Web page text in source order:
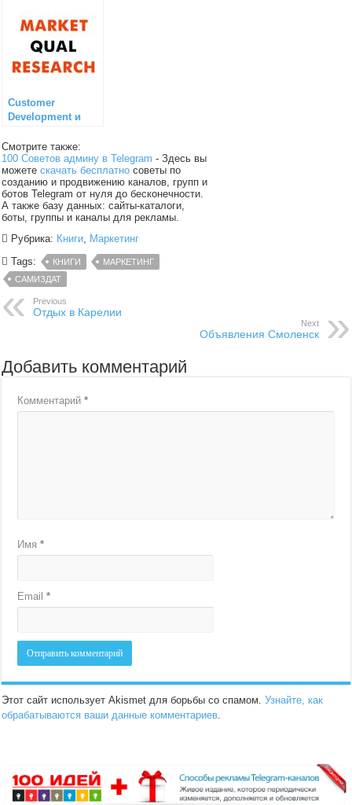
Customer
Development и
исследования
Смотрите также:
100 Советов админу в Telegram - Здесь вы
можетескачать бесплатно советы по
созданию и продвижению каналов, групп и
ботов Telegram от нуля до бесконечности.
А также базу данных: сайты-каталоги,
боты, группы и каналы для рекламы.
Рубрика: Книги, Маркетинг
Tags:
КНИГИ
МАРКЕТИНГ
САМИЗДАТ
Previous
Отдых в Карелии
Next
Объявления Смоленск
Добавить комментарий
Комментарий*
Имя*
Email*
Этот сайт использует Akismet для борьбы со спамом.Узнайте, как
обрабатываются ваши данные комментариев.